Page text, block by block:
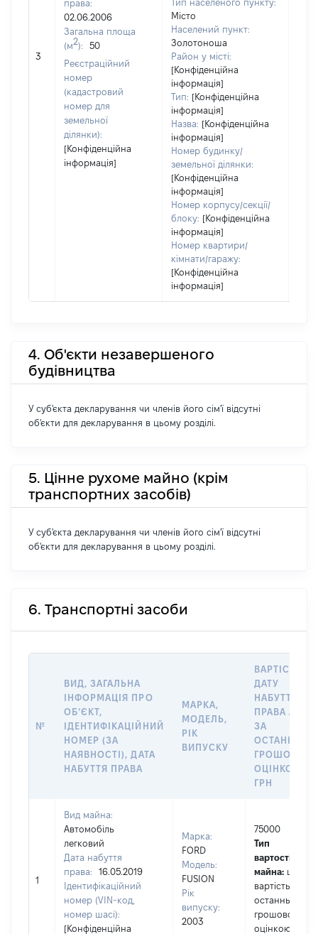
3
права:
02.06.2006
Загальна площа
(м2):
50
Реєстраційний
номер
(кадастровий
номер для
земельної
ділянки):
[Конфіденційна
інформація]
Тип населеного пункту:
Місто
Населений пункт:
Золотоноша
Район у місті:
[Конфіденційна
інформація]
Тип: [Конфіденційна
інформація]
Назва: [Конфіденційна
інформація]
Номер будинку/
земельної ділянки:
[Конфіденційна
інформація]
Номер корпусу/секції/
блоку: [Конфіденційна
інформація]
Номер квартири/
кімнати/гаражу:
[Конфіденційна
інформація]
4. Об'єкти незавершеного
будівництва
У суб'єкта декларування чи членів його сім'ї відсутні
об'єкти для декларування в цьому розділі.
5. Цінне рухоме майно (крім
транспортних засобів)
У суб'єкта декларування чи членів його сім'ї відсутні
об'єкти для декларування в цьому розділі.
6. Транспортні засоби
№
ВИД, ЗАГАЛЬНА
ІНФОРМАЦІЯ ПРО
ОБʼЄКТ,
ІДЕНТИФІКАЦІЙНИЙ
НОМЕР (ЗА
НАЯВНОСТІ), ДАТА
НАБУТТЯ ПРАВА
МАРКА,
МОДЕЛЬ,
РІК
ВИПУСКУ
ВАРТІСТЬ НА
ДАТУ
НАБУТТЯ
ПРАВА АБО
ЗА
ГРОШОВОЮ
ОЦІНКОЮ,
ГРН
1
Вид майна:
Автомобіль
легковий
Дата набуття
права:
16.05.2019
Ідентифікаційний
номер (VIN-код,
номер шасі):
[Конфіденційна
Марка:
FORD
Модель:
FUSION
Рік
випуску:
2003
75000
Тип
вартості
майна: це
вартість за
останньою
грошовою
оцінкою